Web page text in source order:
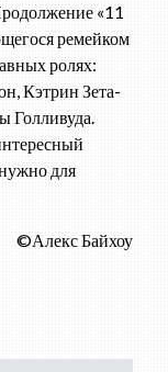
«11
ремейком
ролях:
Кэтрин Зета-
Голливуда.
для
©Алекс Байхоу